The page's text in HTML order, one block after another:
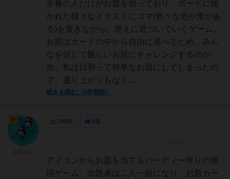
手番の人だけがお題を知っており、ボードに描
かれた様々なイラストにコマ(色々な色や形があ
る)を置きながら、答えに近づいていくゲーム。
お題はカードの中から自由に選べるため、みん
なを信じて難しいお題にチャレンジするのが
吉。私は日和って簡単なお題にしてしまったの
で、盛り上がりもなく...
続きを読む（4年弱前）
188名 0名
アイコンからお題を当てるパーティー寄りの推
理ゲーム。出題者は二人一組になり、お題カー
神